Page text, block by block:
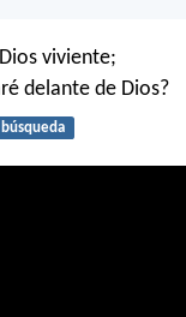
viviente;
delante de Dios?
búsqueda